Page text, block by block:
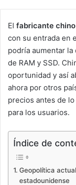
El fabricante
con su entrada en
podría aumentar
de RAM y SSD.
oportunidad y así
ahora por otros
precios antes de
para los usuarios.
Índice de
Geopolítica
estadounidense